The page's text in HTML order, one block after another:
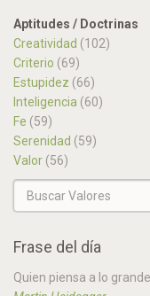
Aptitudes / Doctrinas
Creatividad (102)
Criterio (69)
Estupidez (66)
Inteligencia (60)
Fe (59)
Serenidad (59)
Valor (56)
Frase del día
Quien piensa a lo